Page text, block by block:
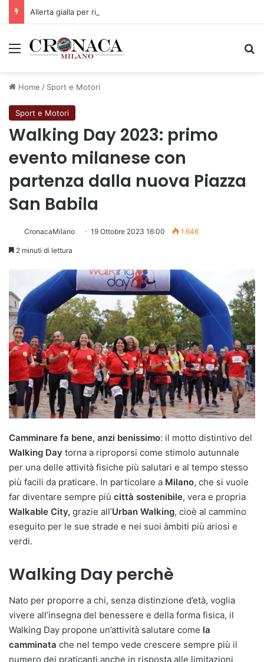
Allerta gialla per rischio temporali a partire dalle ore 18
Menu
Home / Sport e Motori
Sport e Motori
Walking Day 2023: primo
evento milanese con
partenza dalla nuova Piazza
San Babila
CronacaMilano 19 Ottobre 2023 16:00 1.646
2 minuti di lettura
Camminare fa bene, anzi benissimo: il motto distintivo del
Walking Day torna a riproporsi come stimolo autunnale
per una delle attività fisiche più salutari e al tempo stesso
più facili da praticare. In particolare a Milano, che si vuole
far diventare sempre più città sostenibile, vera e propria
Walkable City, grazie all’Urban Walking, cioè al cammino
eseguito per le sue strade e nei suoi àmbiti più ariosi e
verdi.
Walking Day perchè
Nato per proporre a chi, senza distinzione d’età, voglia
vivere all’insegna del benessere e della forma fisica, il
Walking Day propone un’attività salutare come la
camminata che nel tempo vede crescere sempre più il
numero dei praticanti anche in risposta alle limitazioni